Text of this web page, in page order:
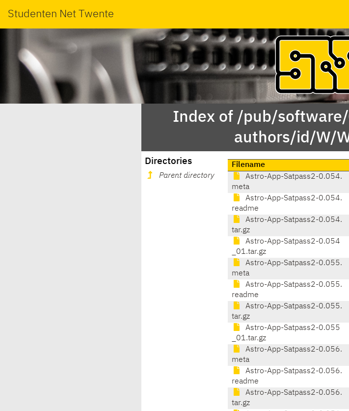
Studenten Net Twente
Index of /pub/
authors/id/W/
Directories
Parent directory
Filename
Astro-App-Satpass2-0.054.
meta
Astro-App-Satpass2-0.054.
readme
Astro-App-Satpass2-0.054.
tar.gz
Astro-App-Satpass2-0.054
_01.tar.gz
Astro-App-Satpass2-0.055.
meta
Astro-App-Satpass2-0.055.
readme
Astro-App-Satpass2-0.055.
tar.gz
Astro-App-Satpass2-0.055
_01.tar.gz
Astro-App-Satpass2-0.056.
meta
Astro-App-Satpass2-0.056.
readme
Astro-App-Satpass2-0.056.
tar.gz